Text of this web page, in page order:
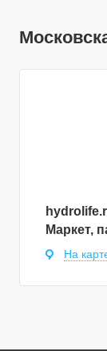
Маркет,
На